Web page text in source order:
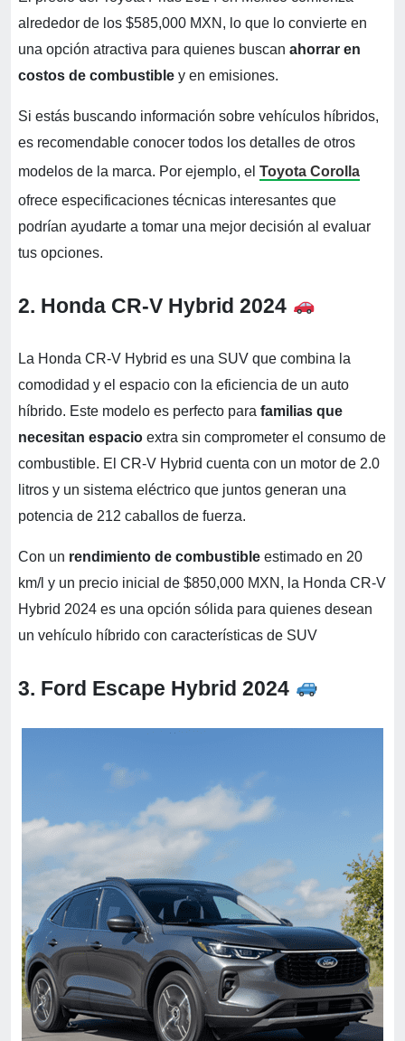
alrededor de los $585,000 MXN, lo que lo convierte en
una opción atractiva para quienes buscan ahorrar en
costos de combustible y en emisiones.
Si estás buscando información sobre vehículos híbridos,
es recomendable conocer todos los detalles de otros
modelos de la marca. Por ejemplo, el Toyota Corolla
ofrece especificaciones técnicas interesantes que
podrían ayudarte a tomar una mejor decisión al evaluar
tus opciones.
2. Honda CR-V Hybrid 2024
La Honda CR-V Hybrid es una SUV que combina la
comodidad y el espacio con la eficiencia de un auto
híbrido. Este modelo es perfecto para familias que
necesitan espacio extra sin comprometer el consumo de
combustible. El CR-V Hybrid cuenta con un motor de 2.0
litros y un sistema eléctrico que juntos generan una
potencia de 212 caballos de fuerza.
Con un rendimiento de combustible estimado en 20
km/l y un precio inicial de $850,000 MXN, la Honda CR-V
Hybrid 2024 es una opción sólida para quienes desean
un vehículo híbrido con características de SUV
3. Ford Escape Hybrid 2024